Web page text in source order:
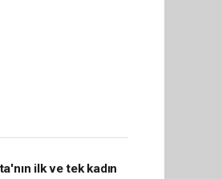
ilk ve tek kadın